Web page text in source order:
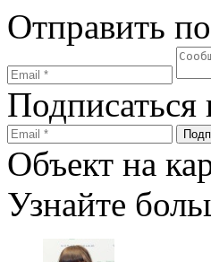
Отправить
Объект на
Узнайте